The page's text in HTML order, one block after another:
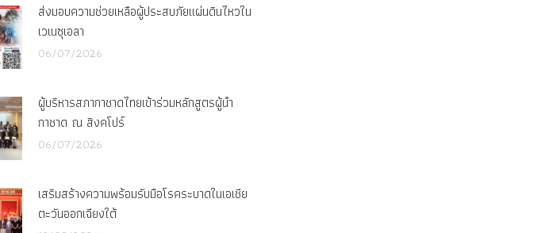
ส่งมอบความช่วยเหลือผู้ประสบภัยแผ่นดินไหวใน
เวเนซุเอลา
06/07/2026
ผู้บริหารสภากาชาดไทยเข้าร่วมหลักสูตรผู้นำ
กาชาด ณ สิงคโปร์
06/07/2026
เสริมสร้างความพร้อมรับมือโรคระบาดในเอเชีย
ตะวันออกเฉียงใต้